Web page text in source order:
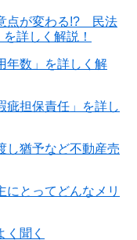
点が変わる!? 民法
詳しく解説！
年数」を詳しく解
疵担保責任」を詳し
し猶予など不動産売
にとってどんなメリ
く聞く